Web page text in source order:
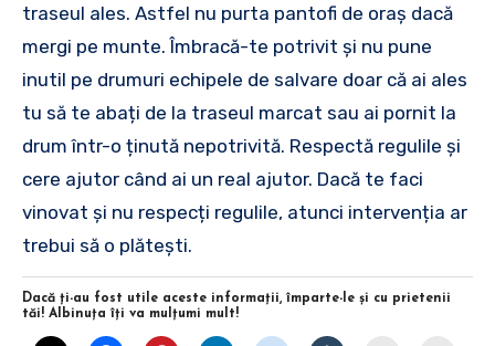
traseul ales. Astfel nu purta pantofi de oraș dacă
mergi pe munte. Îmbracă-te potrivit și nu pune
inutil pe drumuri echipele de salvare doar că ai ales
tu să te abați de la traseul marcat sau ai pornit la
drum într-o ținută nepotrivită. Respectă regulile și
cere ajutor când ai un real ajutor. Dacă te faci
vinovat și nu respecți regulile, atunci intervenția ar
trebui să o plătești.
Dacă ţi-au fost utile aceste informaţii, împarte-le şi cu prietenii
tăi! Albinuţa îţi va mulţumi mult!